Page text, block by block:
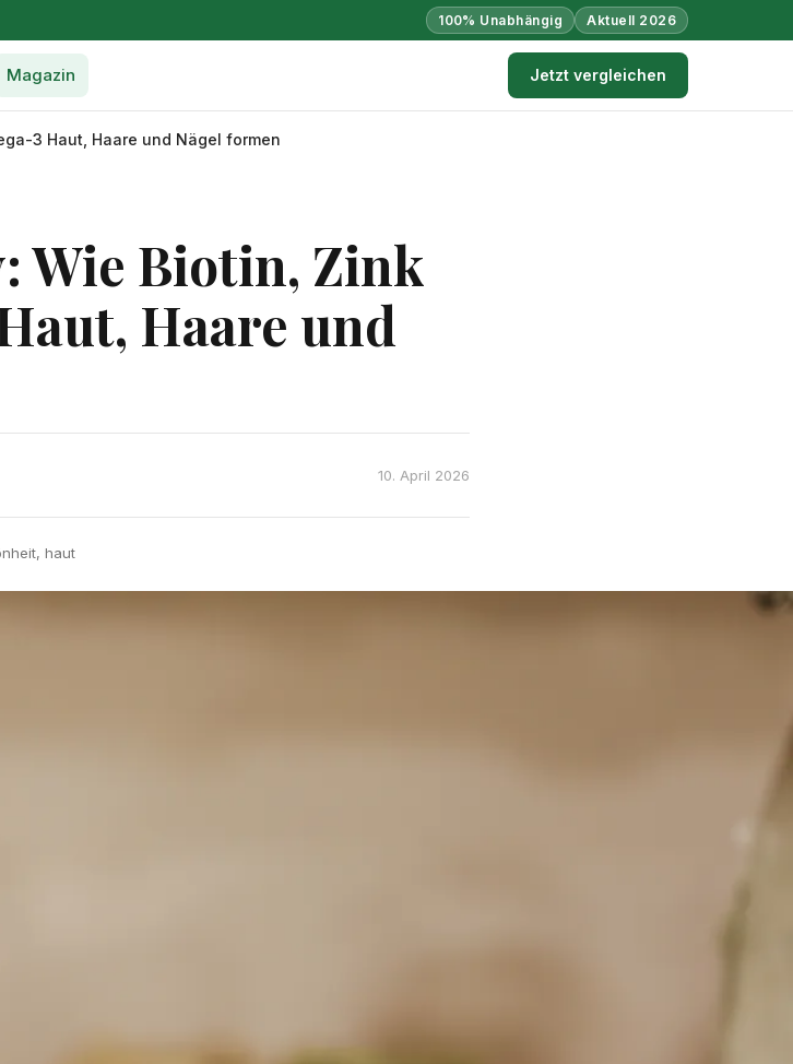
100% Unabhängig Aktuell 2026
Magazin Jetzt vergleichen
3 Haut, Haare und Nägel formen
Wie Biotin, Zink
Haare und
10. April 2026
haut